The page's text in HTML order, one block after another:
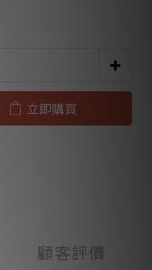
立即購買
顧客評價